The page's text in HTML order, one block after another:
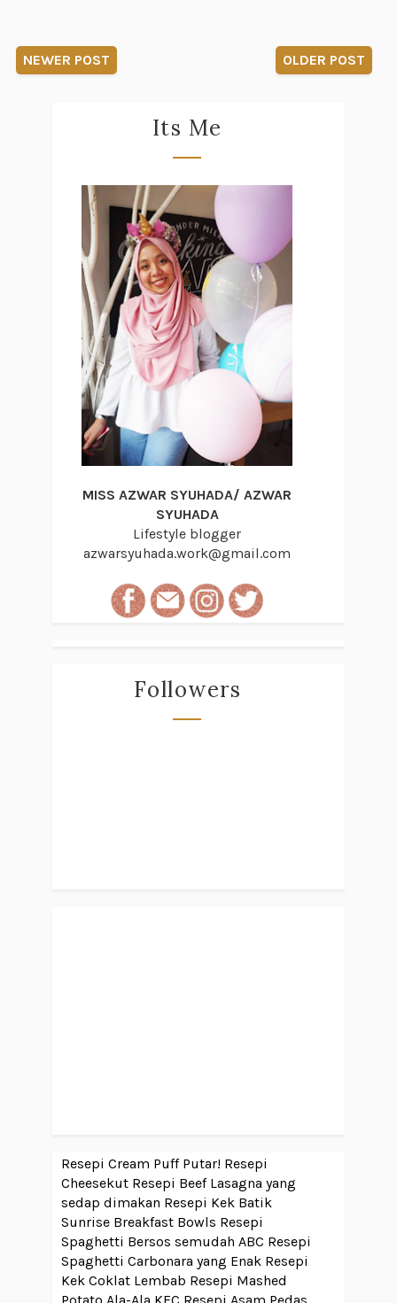
NEWER POST OLDER POST
Its Me
MISS AZWAR SYUHADA/ AZWAR
SYUHADA
Lifestyle blogger
azwarsyuhada.work@gmail.com
Followers
Resepi Cream Puff Putar! Resepi
Cheesekut Resepi Beef Lasagna yang
sedap dimakan Resepi Kek Batik
Sunrise Breakfast Bowls Resepi
Spaghetti Bersos semudah ABC Resepi
Spaghetti Carbonara yang Enak Resepi
Kek Coklat Lembab Resepi Mashed